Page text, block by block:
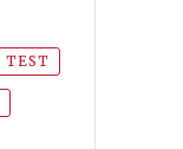
TEST